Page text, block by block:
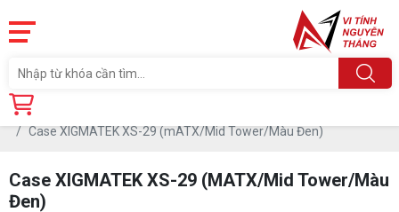
Trang chủ
Case XIGMATEK XS-29 (mATX/Mid Tower/Màu Đen)
Case XIGMATEK XS-29 (mATX/Mid Tower/Màu
Đen)